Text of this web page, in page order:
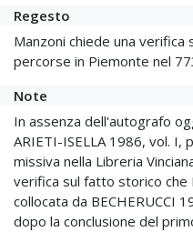
Regesto
Manzoni chiede una
percorse in Piemonte nel
Note
In assenza dell'autografo
ARIETI-ISELLA 1986, vol. I,
missiva nella Libreria
verifica sul fatto storico che
collocata da BECHERUCCI
dopo la conclusione del